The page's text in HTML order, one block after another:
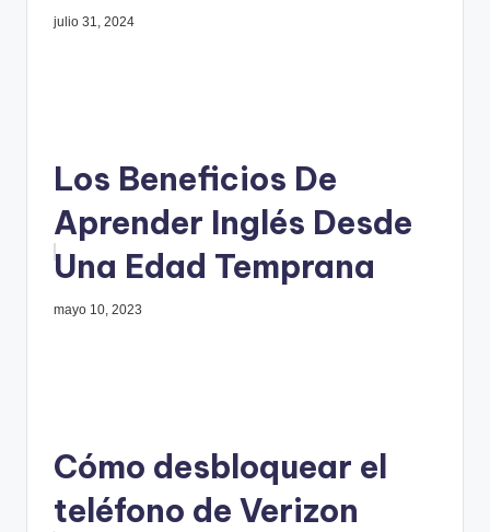
julio 31, 2024
Los Beneficios De
Aprender Inglés Desde
Una Edad Temprana
mayo 10, 2023
Cómo desbloquear el
teléfono de Verizon